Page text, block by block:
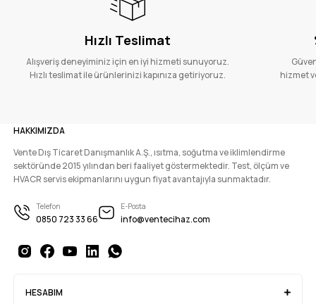
Hızlı Teslimat
Alışveriş deneyiminiz için en iyi hizmeti sunuyoruz.
Hızlı teslimat ile ürünlerinizi kapınıza getiriyoruz.
hizmet
HAKKIMIZDA
Vente Dış Ticaret Danışmanlık A.Ş., ısıtma, soğutma ve iklimlendirme
sektöründe 2015 yılından beri faaliyet göstermektedir. Test, ölçüm ve
HVACR servis ekipmanlarını uygun fiyat avantajıyla sunmaktadır.
Telefon
0850 723 33 66
E-Posta
info@ventecihaz.com
HESABIM